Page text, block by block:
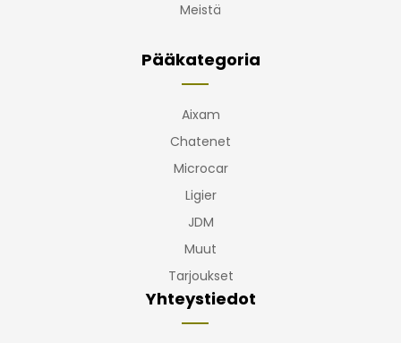
Meistä
Pääkategoria
Aixam
Chatenet
Microcar
Ligier
JDM
Muut
Tarjoukset
Yhteystiedot